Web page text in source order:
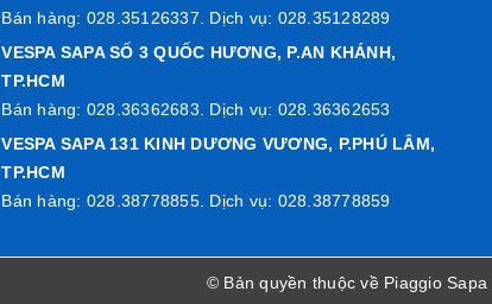
Bán hàng: 028.35126337. Dịch vụ: 028.35128289
VESPA SAPA SỐ 3 QUỐC HƯƠNG, P.AN KHÁNH,
TP.HCM
Bán hàng: 028.36362683. Dịch vụ: 028.36362653
VESPA SAPA 131 KINH DƯƠNG VƯƠNG, P.PHÚ LÂM,
TP.HCM
Bán hàng: 028.38778855. Dịch vụ: 028.38778859
© Bản quyền thuộc về Piaggio Sapa